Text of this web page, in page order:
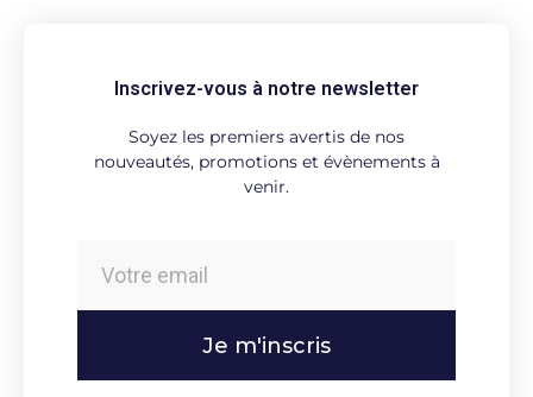
Inscrivez-vous à notre newsletter
Soyez les premiers avertis de nos
nouveautés, promotions et évènements à
venir.
Je m'inscris